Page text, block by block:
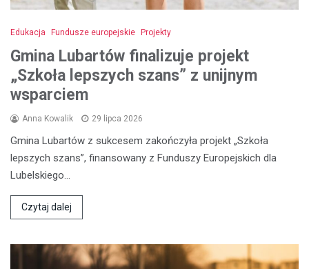
Edukacja Fundusze europejskie Projekty
Gmina Lubartów finalizuje projekt
„Szkoła lepszych szans” z unijnym
wsparciem
Anna Kowalik 29 lipca 2026
Gmina Lubartów z sukcesem zakończyła projekt „Szkoła
lepszych szans”, finansowany z Funduszy Europejskich dla
Lubelskiego…
Czytaj dalej